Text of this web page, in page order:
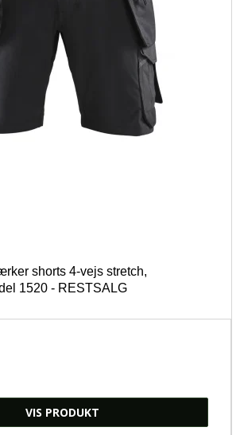
shorts 4-vejs stretch,
1520 - RESTSALG
VIS PRODUKT